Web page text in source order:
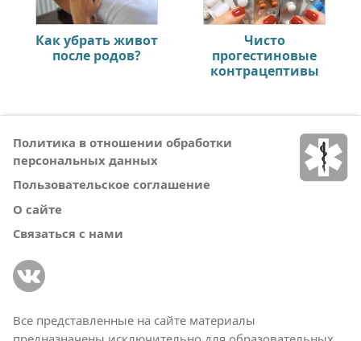
Как убрать живот
после родов?
Чисто
прогестиновые
контрацептивы
Политика в отношении обработки
персональных данных
Пользовательское соглашение
О сайте
Связаться с нами
Все представленные на сайте материалы